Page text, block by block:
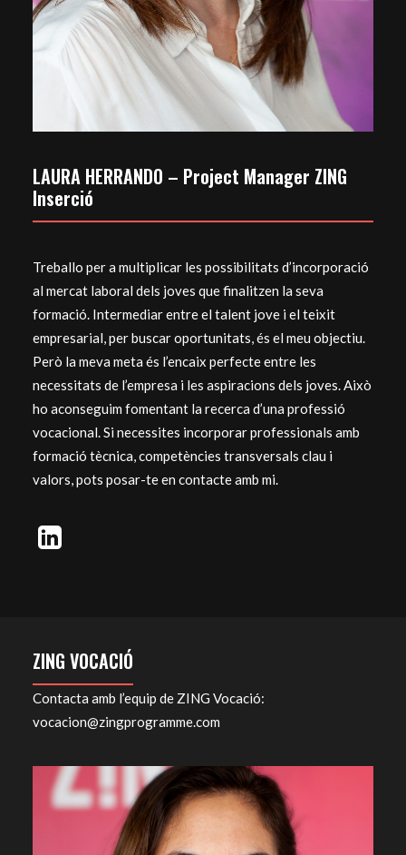
LAURA HERRANDO – Project Manager ZING
Inserció
Treballo per a multiplicar les possibilitats d’incorporació
al mercat laboral dels joves que finalitzen la seva
formació. Intermediar entre el talent jove i el teixit
empresarial, per buscar oportunitats, és el meu objectiu.
Però la meva meta és l’encaix perfecte entre les
necessitats de l’empresa i les aspiracions dels joves. Això
ho aconseguim fomentant la recerca d’una professió
vocacional. Si necessites incorporar professionals amb
formació tècnica, competències transversals clau i
valors, pots posar-te en contacte amb mi.
ZING VOCACIÓ
Contacta amb l’equip de ZING Vocació:
vocacion@zingprogramme.com